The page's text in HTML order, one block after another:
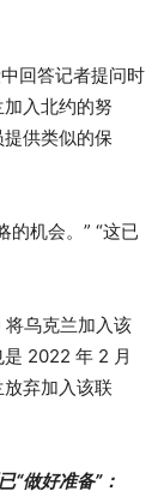
回答记者提问时
入北约的努
供类似的保
的机会。” “这已
乌克兰加入该
2022 年 2 月
弃加入该联
“做好准备”：